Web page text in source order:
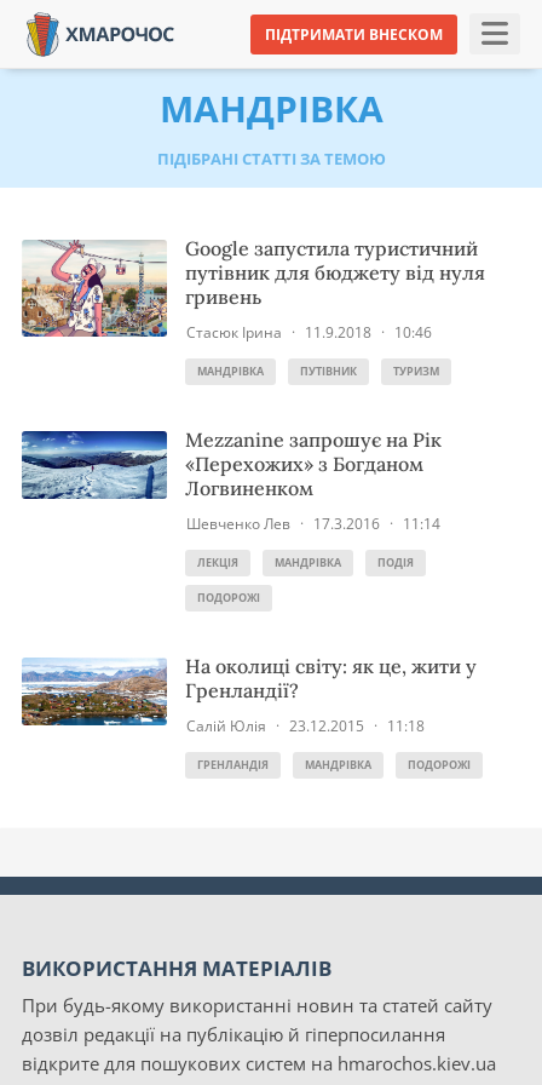
ПІДТРИМАТИ ВНЕСКОМ
МАНДРІВКА
ПІДІБРАНІ СТАТТІ ЗА ТЕМОЮ
Google запустила туристичний
путівник для бюджету від нуля
гривень
Стасюк Ірина · 11.9.2018 · 10:46
МАНДРІВКА ПУТІВНИК ТУРИЗМ
Mezzanine запрошує на Рік
«Перехожих» з Богданом
Логвиненком
Шевченко Лев · 17.3.2016 · 11:14
ЛЕКЦІЯ МАНДРІВКА ПОДІЯ
ПОДОРОЖІ
На околиці світу: як це, жити у
Гренландії?
Салій Юлія · 23.12.2015 · 11:18
ГРЕНЛАНДІЯ МАНДРІВКА ПОДОРОЖІ
ВИКОРИСТАННЯ МАТЕРІАЛІВ
При будь-якому використанні новин та статей сайту
дозвіл редакції на публікацію й гіперпосилання
відкрите для пошукових систем на hmarochos.kiev.ua